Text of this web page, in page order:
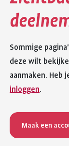
Sommige
deze wilt
aanmaken. Heb
inloggen.
Maak een